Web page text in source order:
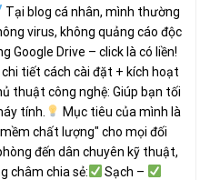
Tại blog cá nhân, mình thường
virus, không quảng cáo độc
Google Drive – click là có liền!
tiết cách cài đặt + kích hoạt
thuật công nghệ: Giúp bạn tối
tính.
Mục tiêu của mình là
chất lượng" cho mọi đối
đến dân chuyên kỹ thuật,
châm chia sẻ:
Sạch –